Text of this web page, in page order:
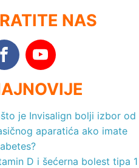
NAS
je Invisalign bolji izbor od
aparatića ako imate
D i šećerna bolest tipa 1